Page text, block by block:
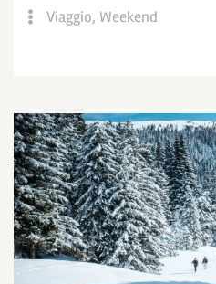
Viaggio, Weekend